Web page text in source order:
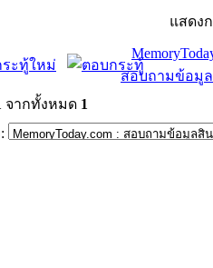
แสดง
สอบถามข้อมู
จากทั้งหมด 1